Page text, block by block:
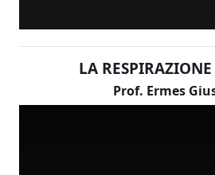
LA
Prof. Ermes